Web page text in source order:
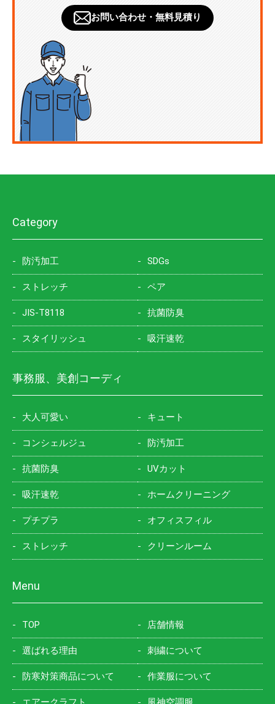
お問い合わせ・無料見積り
Category
防汚加工 SDGs
ストレッチ ペア
JIS-T8118 抗菌防臭
スタイリッシュ 吸汗速乾
事務服、美創コーディ
大人可愛い キュート
コンシェルジュ 防汚加工
抗菌防臭 UVカット
吸汗速乾 ホームクリーニング
プチプラ オフィスフィル
ストレッチ クリーンルーム
Menu
TOP 店舗情報
選ばれる理由 刺繍について
防寒対策商品について 作業服について